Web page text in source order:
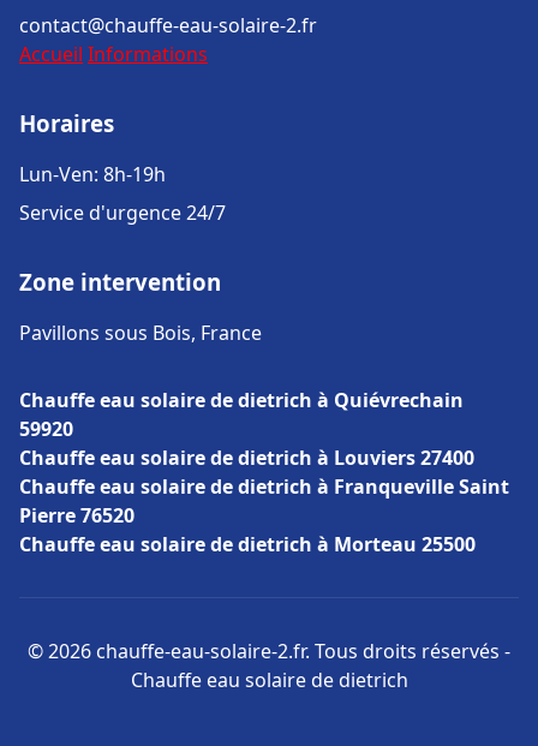
contact@chauffe-eau-solaire-2.fr
Accueil Informations
Horaires
Lun-Ven: 8h-19h
Service d'urgence 24/7
Zone intervention
Pavillons sous Bois, France
Chauffe eau solaire de dietrich à Quiévrechain
59920
Chauffe eau solaire de dietrich à Louviers 27400
Chauffe eau solaire de dietrich à Franqueville Saint
Pierre 76520
Chauffe eau solaire de dietrich à Morteau 25500
© 2026 chauffe-eau-solaire-2.fr. Tous droits réservés -
Chauffe eau solaire de dietrich